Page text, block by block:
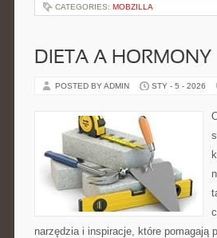
CATEGORIES: MOBZILLA
DIETA A HORMONY
POSTED BY ADMIN STY - 5 - 2026
narzędzia i inspiracje, które pomagają